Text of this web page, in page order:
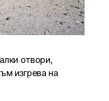
отвори,
изгрева на